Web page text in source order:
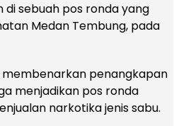
di sebuah pos ronda yang
Medan Tembung, pada
membenarkan penangkapan
menjadikan pos ronda
narkotika jenis sabu.